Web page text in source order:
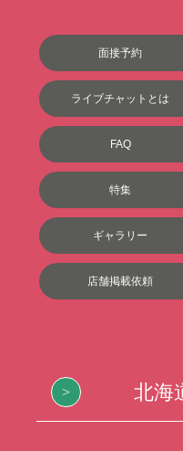
面接予約
ライブチャットとは
FAQ
特集
ギャラリー
店舗掲載依頼
北海